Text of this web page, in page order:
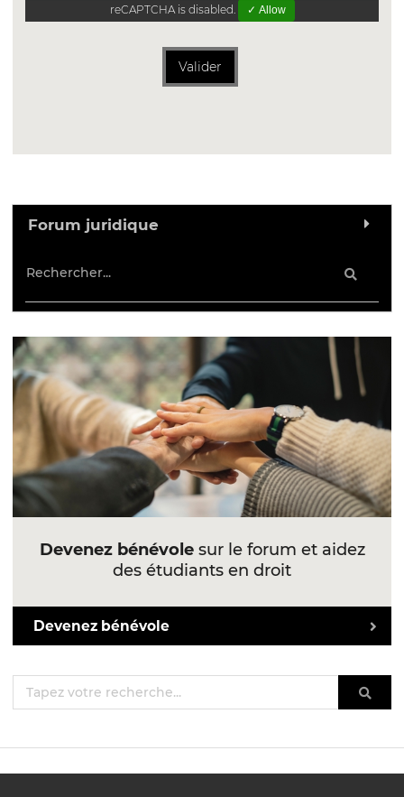
reCAPTCHA is disabled. ✓ Allow
Valider
Forum juridique
Devenez bénévolesur le forum et aidez
des étudiants en droit
Devenez bénévole